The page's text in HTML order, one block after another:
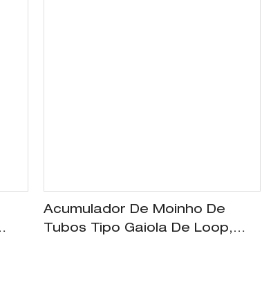
Acumulador De Moinho De
Tubos Tipo Gaiola De Loop,